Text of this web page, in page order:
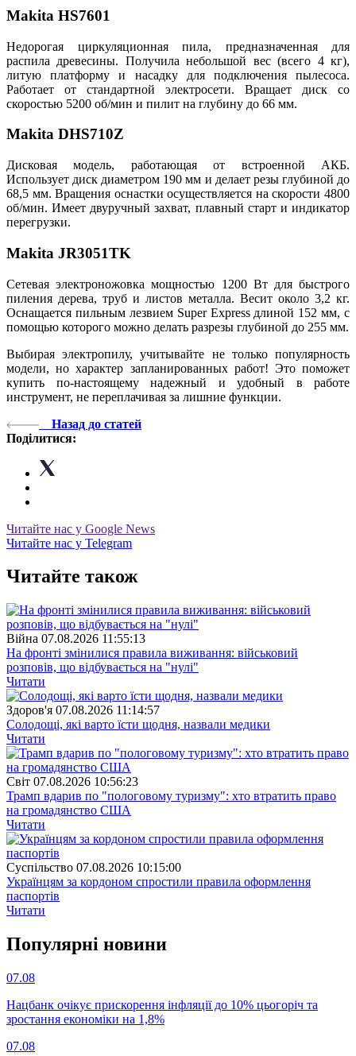
Makita HS7601
Недорогая циркуляционная пила, предназначенная для
распила древесины. Получила небольшой вес (всего 4 кг),
литую платформу и насадку для подключения пылесоса.
Работает от стандартной электросети. Вращает диск со
скоростью 5200 об/мин и пилит на глубину до 66 мм.
Makita DHS710Z
Дисковая модель, работающая от встроенной АКБ.
Использует диск диаметром 190 мм и делает резы глубиной до
68,5 мм. Вращения оснастки осуществляется на скорости 4800
об/мин. Имеет двуручный захват, плавный старт и индикатор
перегрузки.
Makita JR3051TK
Сетевая электроножовка мощностью 1200 Вт для быстрого
пиления дерева, труб и листов металла. Весит около 3,2 кг.
Оснащается пильным лезвием Super Express длиной 152 мм, с
помощью которого можно делать разрезы глубиной до 255 мм.
Выбирая электропилу, учитывайте не только популярность
модели, но характер запланированных работ! Это поможет
купить по-настоящему надежный и удобный в работе
инструмент, не переплачивая за лишние функции.
Назад до статей
Поділитися:
Читайте нас у Google News
Читайте нас у Telegram
Читайте також
Війна 07.08.2026 11:55:13
На фронті змінилися правила виживання: військовий
розповів, що відбувається на "нулі"
Читати
Здоров'я 07.08.2026 11:14:57
Солодощі, які варто їсти щодня, назвали медики
Читати
Свiт 07.08.2026 10:56:23
Трамп вдарив по "пологовому туризму": хто втратить право
на громадянство США
Читати
Суспiльство 07.08.2026 10:15:00
Українцям за кордоном спростили правила оформлення
паспортів
Читати
Популярнi новини
07.08
Нацбанк очікує прискорення інфляції до 10% цьогоріч та
зростання економіки на 1,8%
07.08